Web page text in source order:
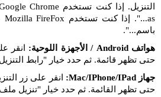
باسم...".
هواتف Android / الأجهزة اللوحية:
انقر
حتى تظهر قائمة. ثم حدد خيار "رابط
جهاز Mac/IPhone/IPad:
انقر على زر
حتى تظهر القائمة. ثم حدد خيار "تنزيل